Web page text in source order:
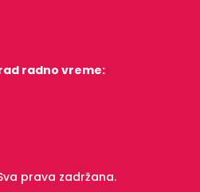
radno vreme:
prava zadržana.